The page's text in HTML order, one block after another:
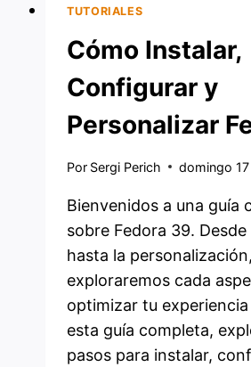
TUTORIALES
Cómo Instalar,
Configurar y
Personalizar
Por Sergi Perich domingo
Bienvenidos a una guía
sobre Fedora 39.
hasta la personalización,
exploraremos cada
optimizar tu experiencia
esta guía completa,
pasos para instalar,